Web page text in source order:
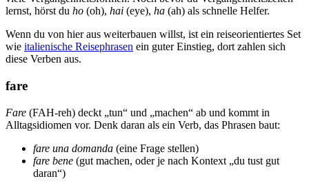
lernst, hörst du ho (oh), hai (eye), ha (ah) als schnelle Helfer.
Wenn du von hier aus weiterbauen willst, ist ein reiseorientiertes Set
wie italienische Reisephrasen ein guter Einstieg, dort zahlen sich
diese Verben aus.
fare
Fare (FAH-reh) deckt „tun“ und „machen“ ab und kommt in
Alltagsidiomen vor. Denk daran als ein Verb, das Phrasen baut:
fare una domanda (eine Frage stellen)
fare bene (gut machen, oder je nach Kontext „du tust gut
daran“)